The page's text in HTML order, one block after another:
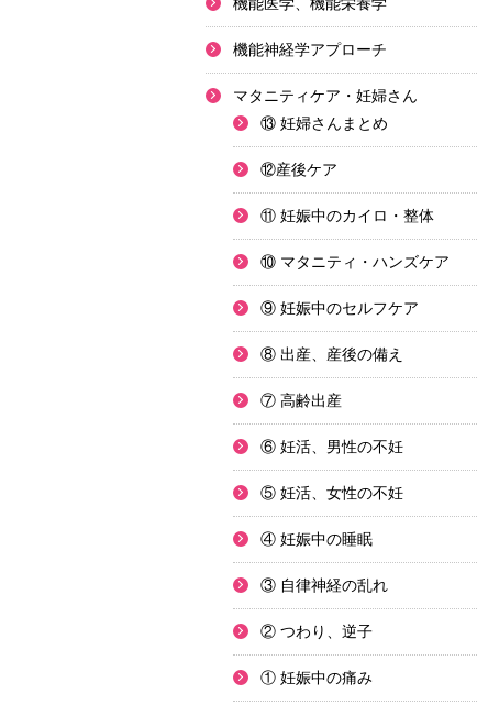
機能医学、機能栄養学
機能神経学アプローチ
マタニティケア・妊婦さん
⑬ 妊婦さんまとめ
⑫産後ケア
⑪ 妊娠中のカイロ・整体
⑩ マタニティ・ハンズケア
⑨ 妊娠中のセルフケア
⑧ 出産、産後の備え
⑦ 高齢出産
⑥ 妊活、男性の不妊
⑤ 妊活、女性の不妊
④ 妊娠中の睡眠
③ 自律神経の乱れ
② つわり、逆子
① 妊娠中の痛み